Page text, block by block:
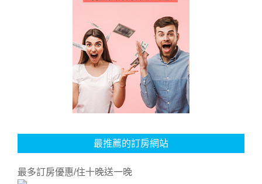
最推薦的訂房網站
最多訂房優惠/住十晚送一晚